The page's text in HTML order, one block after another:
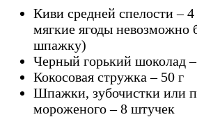
Киви средней спелости –
мягкие ягоды невозможно
шпажку)
Черный горький шоколад
Кокосовая стружка – 50 г
Шпажки, зубочистки или
мороженого – 8 штучек